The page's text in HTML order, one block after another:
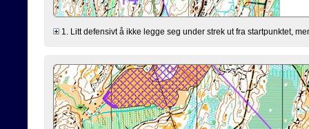
1. Litt defensivt å ikke legge seg under strek ut fra startpunktet,